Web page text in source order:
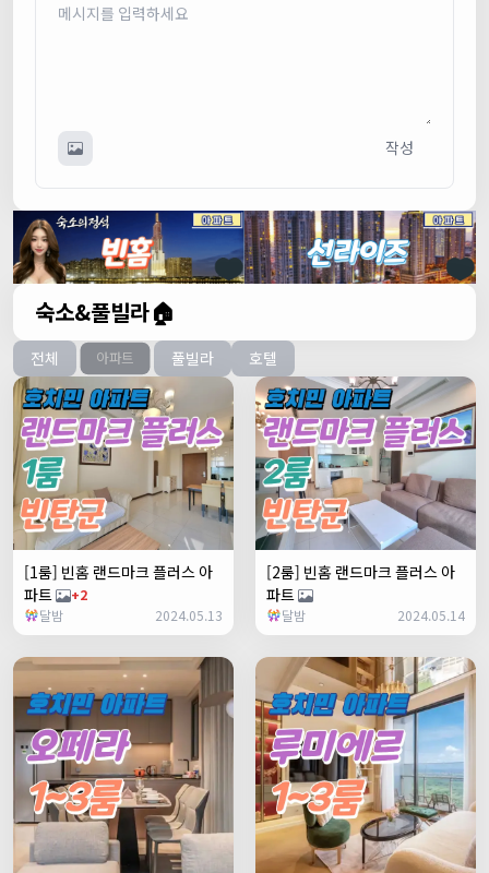
작성
숙소&풀빌라🏠
전체 아파트 풀빌라 호텔
[1룸] 빈홈 랜드마크 플러스 아
파트
+2
달밤
2024.05.13
[2룸] 빈홈 랜드마크 플러스 아
파트
달밤 2024.05.14